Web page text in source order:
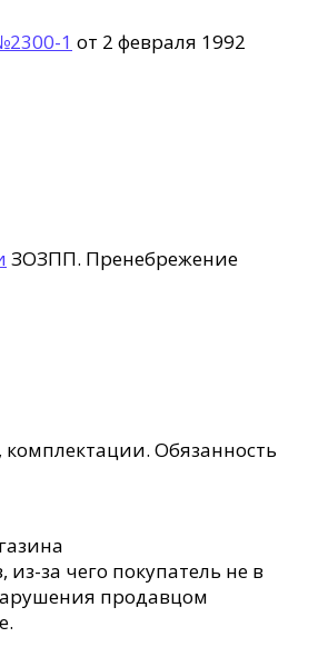
1 от 2 февраля 1992
ЗОЗПП. Пренебрежение
Обязанность
за чего покупатель не в
продавцом